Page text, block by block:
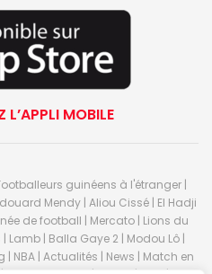
L’APPLI MOBILE
guinéens à l'étranger |
Mendy | Aliou Cissé | El Hadji
de football | Mercato | Lions du
Lamb | Balla Gaye 2 | Modou Lô |
| NBA | Actualités | News | Match en